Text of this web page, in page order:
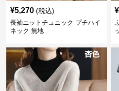
¥5,270 (税込)
長袖ニットチュニック プチハイ
ネック 無地
¥